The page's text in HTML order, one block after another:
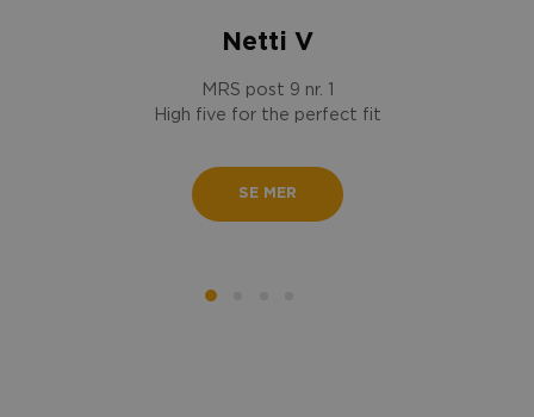
Netti V
MRS post 9 nr. 1
High five for the perfect fit
SE MER